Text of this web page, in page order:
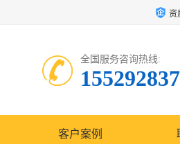
资
全国服务咨询热线:
客户案例